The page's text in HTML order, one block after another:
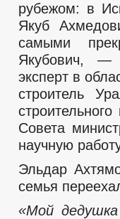
рубежом: в
Якуб
самыми
Якубович, —
эксперт в
строитель
Совета
научную
Эльдар
семья
«Мой